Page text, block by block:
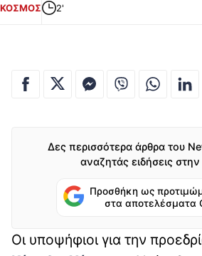
ΚΟΣΜΟΣ 2'
Δες περισσότερα άρθρα του
αναζητάς ειδήσεις
Προσθήκη ως
στα αποτελέσματα
Οι υποψήφιοι για την